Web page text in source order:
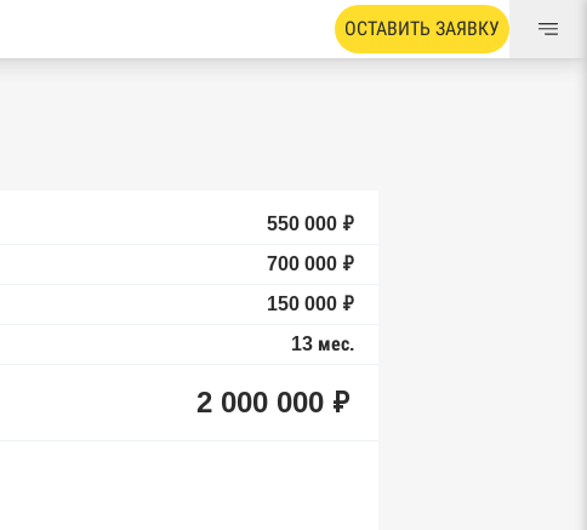
ОСТАВИТЬ ЗАЯВКУ
550 000 ₽
700 000 ₽
150 000 ₽
13 мес.
2 000 000 ₽